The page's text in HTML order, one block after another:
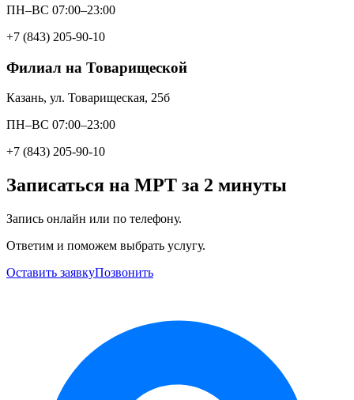
ПН–ВС 07:00–23:00
+7 (843) 205-90-10
Филиал на Товарищеской
Казань, ул. Товарищеская, 25б
ПН–ВС 07:00–23:00
+7 (843) 205-90-10
Записаться на МРТ за 2 минуты
Запись онлайн или по телефону.
Ответим и поможем выбрать услугу.
Оставить заявкуПозвонить